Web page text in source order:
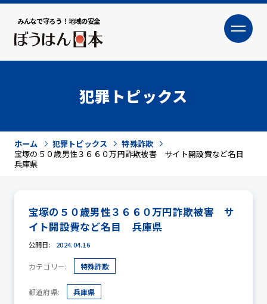
みんなで守ろう！地域の安全
大
犯罪トピックス
防犯活動ニュース
犯罪トピックス
ホーム 犯罪トピックス
特殊詐欺
宝塚の５０歳男性３６６０万円詐欺被害 サイト開設費など名目
兵庫県
宝塚の５０歳男性３６６０万円詐欺被害 サ
イト開設費など名目 兵庫県
公開日: 2024.04.16
カテゴリー: 特殊詐欺
都道府県: 兵庫県